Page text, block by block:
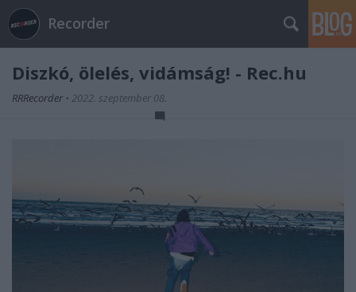
Recorder
Diszkó, ölelés, vidámság! - Rec.hu
RRRecorder • 2022. szeptember 08.